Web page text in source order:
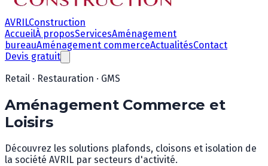
AVRILConstruction
AccueilÀ proposServicesAménagement
bureauAménagement commerceActualitésContact
Devis gratuit
Retail · Restauration · GMS
Aménagement Commerce et
Loisirs
Découvrez les solutions plafonds, cloisons et isolation de
la société AVRIL par secteurs d'activité.